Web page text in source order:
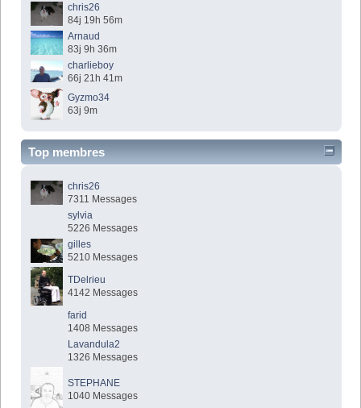
chris26
84j 19h 56m
Arnaud
83j 9h 36m
charlieboy
66j 21h 41m
Gyzmo34
63j 9m
Top membres
chris26
7311 Messages
sylvia
5226 Messages
gilles
5210 Messages
TDelrieu
4142 Messages
farid
1408 Messages
Lavandula2
1326 Messages
STEPHANE
1040 Messages